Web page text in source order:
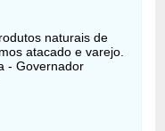
naturais de
atacado e varejo.
- Governador